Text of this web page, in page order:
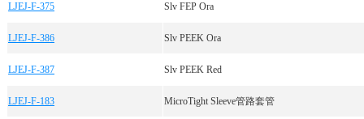
LJEJ-F-375 Slv FEP Ora
LJEJ-F-386 Slv PEEK Ora
LJEJ-F-387 Slv PEEK Red
LJEJ-F-183 MicroTight Sleeve管路套管